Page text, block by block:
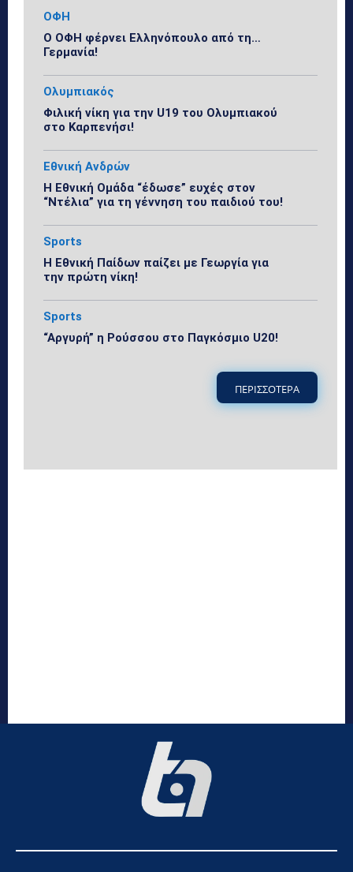
ΟΦΗ
Ο ΟΦΗ φέρνει Ελληνόπουλο από τη…
Γερμανία!
Ολυμπιακός
Φιλική νίκη για την U19 του Ολυμπιακού
στο Καρπενήσι!
Εθνική Ανδρών
Η Εθνική Ομάδα “έδωσε” ευχές στον
“Ντέλια” για τη γέννηση του παιδιού του!
Sports
Η Εθνική Παίδων παίζει με Γεωργία για
την πρώτη νίκη!
Sports
“Αργυρή” η Ρούσσου στο Παγκόσμιο U20!
ΠΕΡΙΣΣΟΤΕΡΑ